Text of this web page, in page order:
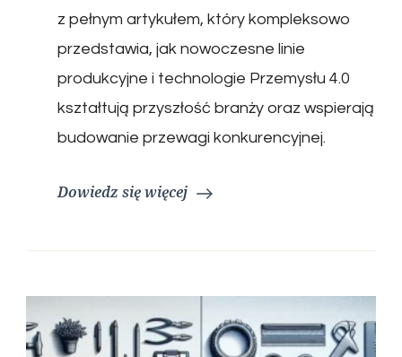
z pełnym artykułem, który kompleksowo
przedstawia, jak nowoczesne linie
produkcyjne i technologie Przemysłu 4.0
kształtują przyszłość branży oraz wspierają
budowanie przewagi konkurencyjnej.
Dowiedz się więcej